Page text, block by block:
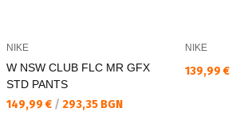
NIKE
W NSW CLUB FLC MR GFX
STD PANTS
Текуща цена:
149,99 € / 293,35 BGN
NIKE
Текуща
139,99 €